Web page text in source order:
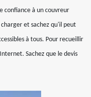
confiance à un couvreur
et sachez qu'il peut
à tous. Pour recueillir
Sachez que le devis